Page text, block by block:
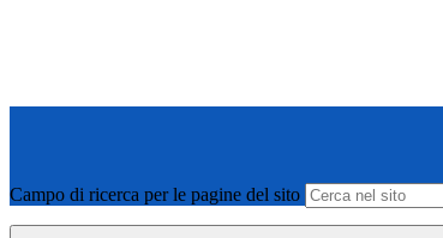
Campo di ricerca per le pagine del sito